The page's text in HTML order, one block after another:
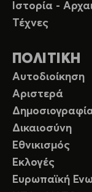
Ιστορία -
Τέχνες
ΠΟΛΙΤΙΚΗ
Αυτοδιοίκηση
Αριστερά
Δικαιοσύνη
Εθνικισμός
Εκλογές
Ευρωπαϊκή